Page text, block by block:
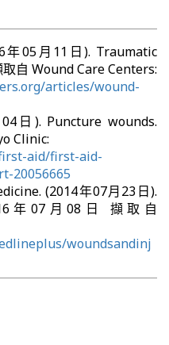
年05月11日). Traumatic
自 Wound Care Centers:
articles/wound-
日). Puncture wounds.
Clinic:
aid/first-aid-
20056665
(2014年07月23日).
年07月08日 擷取自
woundsandinj